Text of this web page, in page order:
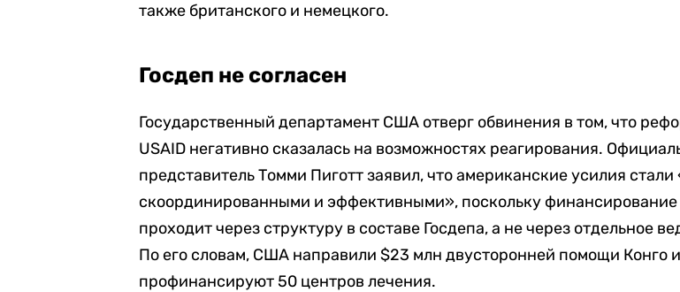
также британского и немецкого.
Госдеп не согласен
Государственный департамент США отверг обвинения в том, что
USAID негативно сказалась на возможностях реагирования.
представитель Томми Пиготт заявил, что американские усилия стали
скоординированными и эффективными», поскольку финансирование
проходит через структуру в составе Госдепа, а не через отдельное
По его словам, США направили $23 млн двусторонней помощи Конго и
профинансируют 50 центров лечения.